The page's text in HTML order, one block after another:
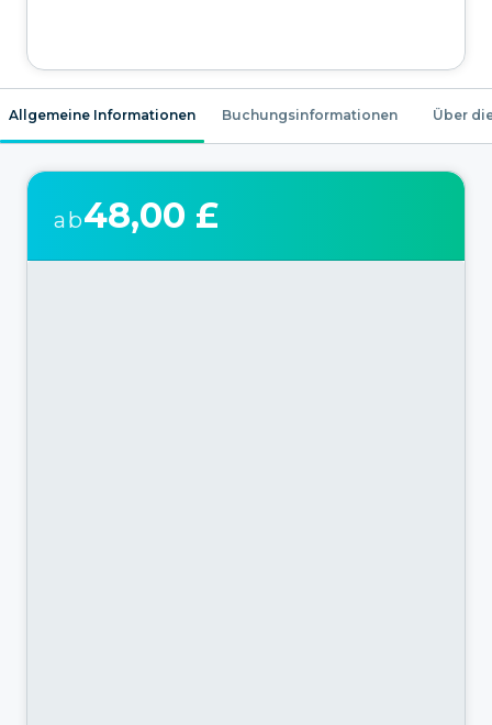
Allgemeine Informationen Buchungsinformationen Über
ab48,00 £